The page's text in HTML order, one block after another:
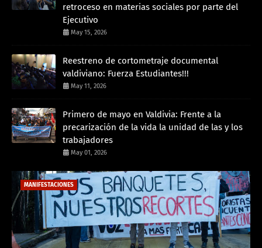
retroceso en materias sociales por parte del
Ejecutivo
May 15, 2026
Reestreno de cortometraje documental
valdiviano: Fuerza Estudiantes!!!
May 11, 2026
Primero de mayo en Valdivia: Frente a la
precarización de la vida la unidad de las y los
trabajadores
May 01, 2026
MANIFESTACIONES